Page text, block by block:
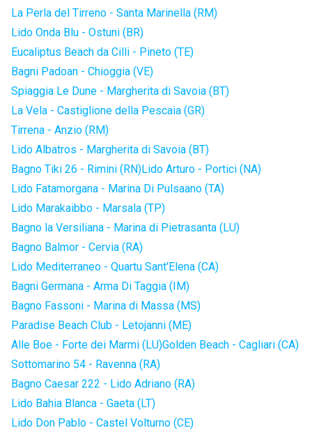
La Perla del Tirreno - Santa Marinella (RM)
Lido Onda Blu - Ostuni (BR)
Eucaliptus Beach da Cilli - Pineto (TE)
Bagni Padoan - Chioggia (VE)
Spiaggia Le Dune - Margherita di Savoia (BT)
La Vela - Castiglione della Pescaia (GR)
Tirrena - Anzio (RM)
Lido Albatros - Margherita di Savoia (BT)
Bagno Tiki 26 - Rimini (RN)Lido Arturo - Portici (NA)
Lido Fatamorgana - Marina Di Pulsaano (TA)
Lido Marakaibbo - Marsala (TP)
Bagno la Versiliana - Marina di Pietrasanta (LU)
Bagno Balmor - Cervia (RA)
Lido Mediterraneo - Quartu Sant'Elena (CA)
Bagni Germana - Arma Di Taggia (IM)
Bagno Fassoni - Marina di Massa (MS)
Paradise Beach Club - Letojanni (ME)
Alle Boe - Forte dei Marmi (LU)Golden Beach - Cagliari (CA)
Sottomarino 54 - Ravenna (RA)
Bagno Caesar 222 - Lido Adriano (RA)
Lido Bahia Blanca - Gaeta (LT)
Lido Don Pablo - Castel Volturno (CE)